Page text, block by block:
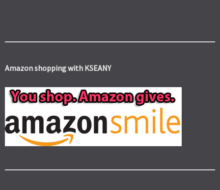
Amazon shopping with KSEANY